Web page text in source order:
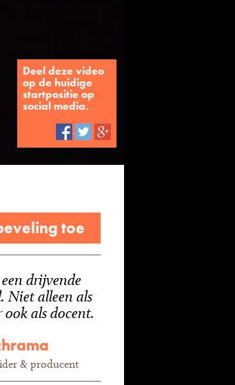
Deel deze video
op de huidige
startpositie op
social media.
toe
drijvende
Niet alleen als
als docent.
& producent